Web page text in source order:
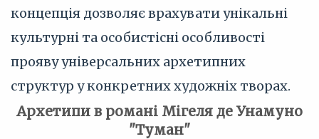
концепція дозволяє врахувати унікальні
культурні та особистісні особливості
прояву універсальних архетипних
структур у конкретних художніх творах.
Архетипи в романі Мігеля де Унамуно
"Туман"